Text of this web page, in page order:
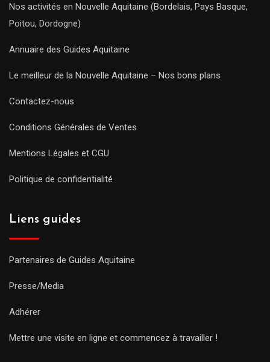
Nos activités en Nouvelle Aquitaine (Bordelais, Pays Basque,
Poitou, Dordogne)
Annuaire des Guides Aquitaine
Le meilleur de la Nouvelle Aquitaine – Nos bons plans
Contactez-nous
Conditions Générales de Ventes
Mentions Légales et CGU
Politique de confidentialité
Liens guides
Partenaires de Guides Aquitaine
Presse/Media
Adhérer
Mettre une visite en ligne et commencez à travailler !